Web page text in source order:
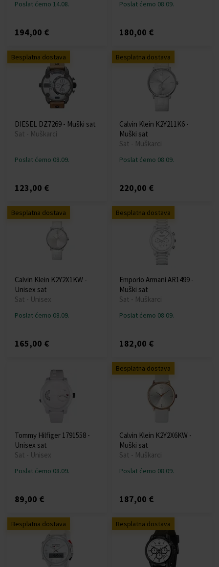
Poslat ćemo 14.08.
194,00 €
Poslat ćemo 08.09.
180,00 €
Besplatna dostava
DIESEL DZ7269 - Muški sat
Sat - Muškarci
Poslat ćemo 08.09.
123,00 €
Besplatna dostava
Calvin Klein K2Y211K6 -
Muški sat
Sat - Muškarci
Poslat ćemo 08.09.
220,00 €
Besplatna dostava
Calvin Klein K2Y2X1KW -
Unisex sat
Sat - Unisex
Poslat ćemo 08.09.
165,00 €
Besplatna dostava
Emporio Armani AR1499 -
Muški sat
Sat - Muškarci
Poslat ćemo 08.09.
182,00 €
Tommy Hilfiger 1791558 -
Unisex sat
Sat - Unisex
Poslat ćemo 08.09.
89,00 €
Besplatna dostava
Calvin Klein K2Y2X6KW -
Muški sat
Sat - Muškarci
Poslat ćemo 08.09.
187,00 €
Besplatna dostava Besplatna dostava